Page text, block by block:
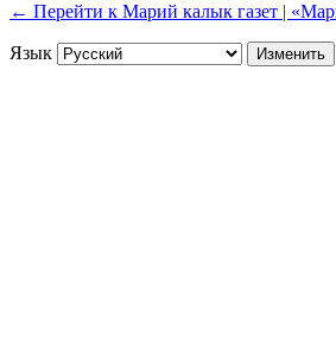
← Перейти к Марий калык газет |
Язык